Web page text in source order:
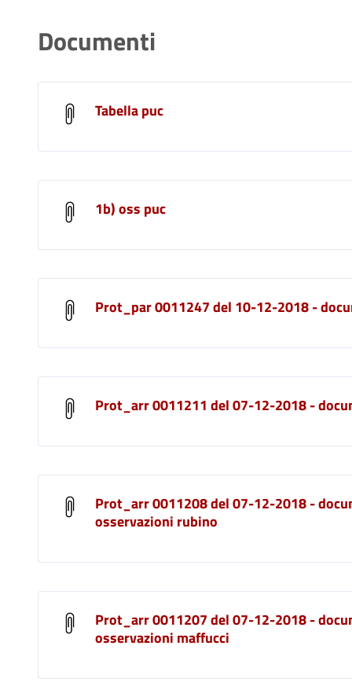
Documenti
Tabella puc
1b) oss puc
Prot_par 0011247 del 10-12-2018 -
Prot_arr 0011211 del 07-12-2018 -
Prot_arr 0011208 del 07-12-2018 -
osservazioni rubino
Prot_arr 0011207 del 07-12-2018 -
osservazioni maffucci